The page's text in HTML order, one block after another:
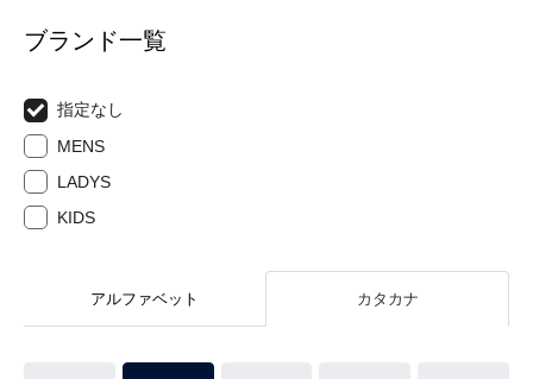
ブランド一覧
指定なし
MENS
LADYS
KIDS
アルファベット カタカナ